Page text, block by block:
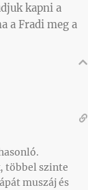
kapni a
a Fradi meg a
többel szinte
muszáj és